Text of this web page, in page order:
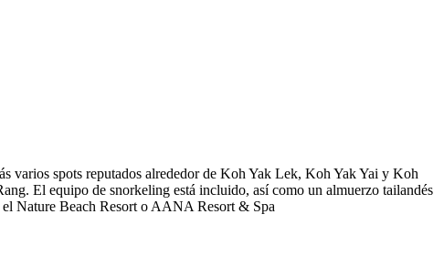
varios spots reputados alrededor de Koh Yak Lek, Koh Yak Yai y Koh
El equipo de snorkeling está incluido, así como un almuerzo tailandés
el Nature Beach Resort o AANA Resort & Spa